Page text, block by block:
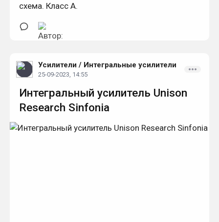
схема. Класс А.
Усилители / Интегральные усилители
25-09-2023, 14:55
Интегральный усилитель Unison
Research Sinfonia